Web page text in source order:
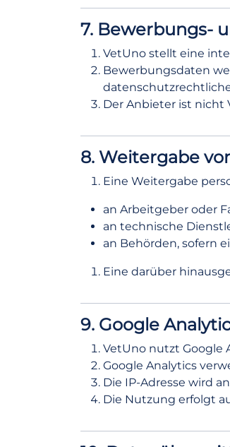
7. Bewerbungs-
VetUno stellt eine
Bewerbungsdaten
Der Anbieter ist nicht
8. Weitergabe
Eine Weitergabe
an Arbeitgeber oder
an technische
an Behörden, sofern
Eine darüber
9. Google
VetUno nutzt Google
Google Analytics
Die IP-Adresse wird
Die Nutzung erfolgt